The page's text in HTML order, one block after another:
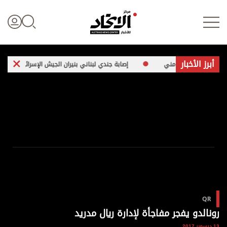
علوم الدار
الرياضة
أبرز الأخبار
الأمني إصابة جندي لبناني بنيران الجيش الإسرائيلي في الجنوب
QR
رونالدو يفجر مفاجأة لإدارة ريال مدريد